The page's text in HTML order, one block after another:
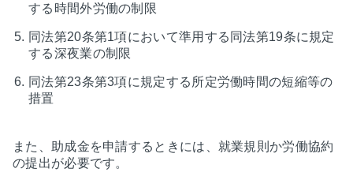
する時間外労働の制限
同法第20条第1項において準用する同法第19条に規定
する深夜業の制限
同法第23条第3項に規定する所定労働時間の短縮等の
措置
また、助成金を申請するときには、就業規則か労働協約
の提出が必要です。